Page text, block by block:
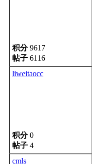
积分9617
帖子 6116
liweitaocc
积分0
帖子 4
cmls